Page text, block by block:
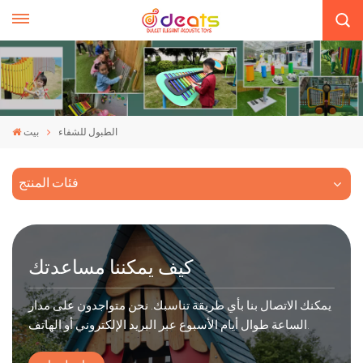
بيت الطبول للشفاء
فئات المنتج
كيف يمكننا مساعدتك
يمكنك الاتصال بنا بأي طريقة تناسبك. نحن متواجدون على مدار
الساعة طوال أيام الأسبوع عبر البريد الإلكتروني أو الهاتف.